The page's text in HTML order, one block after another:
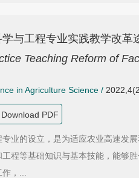
与工程专业实践教学改革
Teaching Reform of
in Agriculture Science /
Download PDF
业的设立，是为适应农业高速发
程等基础知识与基本技能，能够
，...